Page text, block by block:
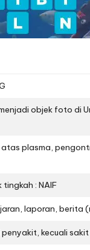
objek foto di
plasma,
: NAIF
laporan, berita
kecuali sakit